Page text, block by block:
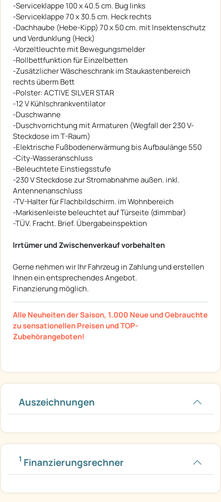
-Serviceklappe 100 x 40.5 cm. Bug links
-Serviceklappe 70 x 30.5 cm. Heck rechts
-Dachhaube (Hebe-Kipp) 70 x 50 cm. mit Insektenschutz
und Verdunklung (Heck)
-Vorzeltleuchte mit Bewegungsmelder
-Rollbettfunktion für Einzelbetten
-Zusätzlicher Wäscheschrank im Staukastenbereich
rechts überm Bett
-Polster: ACTIVE SILVER STAR
-12 V Kühlschrankventilator
-Duschwanne
-Duschvorrichtung mit Armaturen (Wegfall der 230 V-
Steckdose im T-Raum)
-Elektrische Fußbodenerwärmung bis Aufbaulänge 550
-City-Wasseranschluss
-Beleuchtete Einstiegsstufe
-230 V Steckdose zur Stromabnahme außen. inkl.
Antennenanschluss
-TV-Halter für Flachbildschirm. im Wohnbereich
-Markisenleiste beleuchtet auf Türseite (dimmbar)
-TÜV. Fracht. Brief. Übergabeinspektion
Irrtümer und Zwischenverkauf vorbehalten
Gerne nehmen wir Ihr Fahrzeug in Zahlung und erstellen
Ihnen ein entsprechendes Angebot.
Finanzierung möglich.
Alle Neuheiten der Saison, 1.000 Neue und Gebrauchte
zu sensationellen Preisen und TOP-
Zubehörangeboten!
Auszeichnungen
1 Finanzierungsrechner